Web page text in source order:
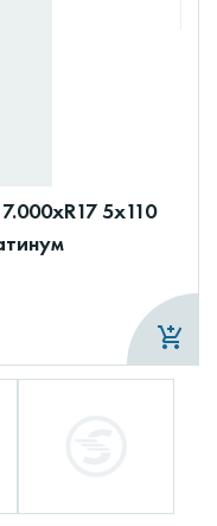
5x110